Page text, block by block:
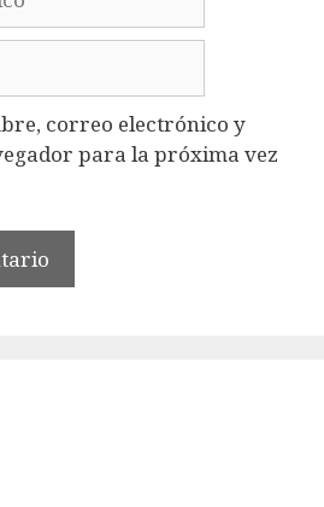
correo electrónico y
para la próxima vez